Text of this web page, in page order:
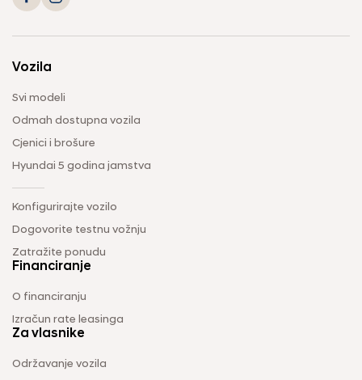
Vozila
Svi modeli
Odmah dostupna vozila
Cjenici i brošure
Hyundai 5 godina jamstva
Konfigurirajte vozilo
Dogovorite testnu vožnju
Zatražite ponudu
Financiranje
O financiranju
Izračun rate leasinga
Za vlasnike
Održavanje vozila